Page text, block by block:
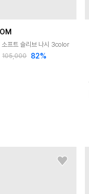
프트 슬리브 나시 3color
105,000 82%